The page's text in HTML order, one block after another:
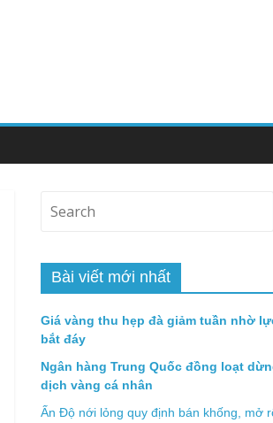
Bài viết mới nhất
Giá vàng thu hẹp đà giảm tuần nhờ
bắt đáy
Ngân hàng Trung Quốc đồng loạt
dịch vàng cá nhân
Ấn Độ nới lỏng quy định bán khống, mở